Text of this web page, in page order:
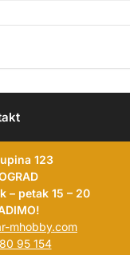
123
– petak 15 – 20
mhobby.com
95 154